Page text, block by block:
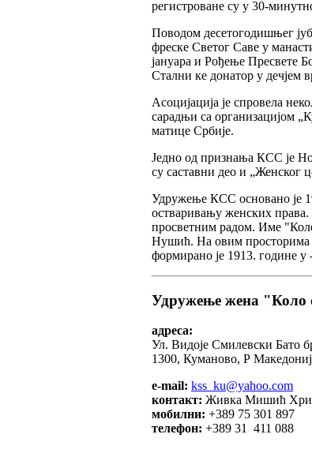
регистроване су у 30-
Поводом десетогодишњег
фреске Светог Саве у
јануара и Рођење Пресвете
Стални ке донатор у дечјем
Асоцијација је спровела
сарадњи са организацијом
матице Србије.
Једно од признања КСС је
су саставни део и „Женског
Удружење КСС основано је
остваривању женских права.
просветним радом. Име
Нушић. На овим просторима
формирано је 1913. године у
Удружење жена "Коло
адреса:
Ул. Видоје Смилевски Бато
1300, Куманово, Р
e-mail: kss_ku@yahoo.com
контакт: Живка Мишић
мобилни: +389 75 301 897
телефон: +389 31 411 088